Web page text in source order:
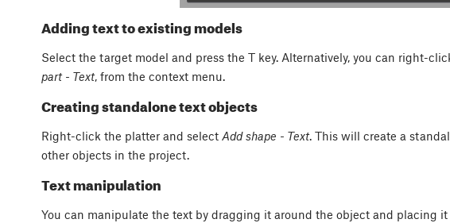
Adding text to existing models
Select the target model and press the T key. Alternatively, you can right-
part - Text, from the context menu.
Creating standalone text objects
Right-click the platter and select Add shape - Text. This will create a
other objects in the project.
Text manipulation
You can manipulate the text by dragging it around the object and placing